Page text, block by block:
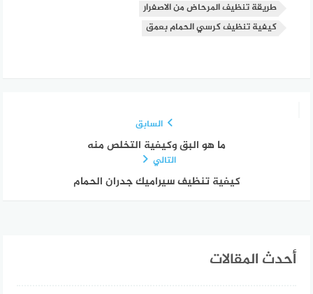
طريقة تنظيف المرحاض من الاصفرار
كيفية تنظيف كرسي الحمام بعمق
السابق
ما هو البق وكيفية التخلص منه
التالي
كيفية تنظيف سيراميك جدران الحمام
أحدث المقالات